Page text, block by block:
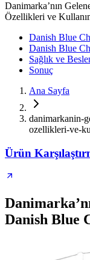
Danimarka’nın
Özellikleri ve
Danish Blue
Danish Blue
Sağlık ve
Sonuç
Ana Sayfa
danimarkanin-
ozellikleri-ve-
Ürün
Danish Blue